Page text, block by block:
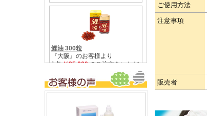
ご使用方法
注意事項
販売者